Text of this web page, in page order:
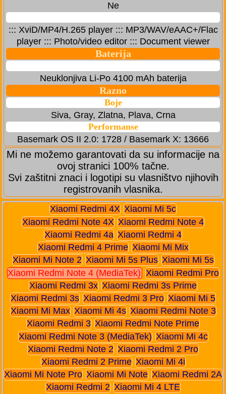
Ne
::: XviD/MP4/H.265 player ::: MP3/WAV/eAAC+/Flac
player ::: Photo/video editor ::: Document viewer
Baterija
Neuklonjiva Li-Po 4100 mAh baterija
Razno
Boje
Siva, Gray, Zlatna, Plava, Crna
Performanse
Basemark OS II 2.0: 1728 / Basemark X: 13666
Mi ne možemo garantovati da su informacije na
ovoj stranici 100% tačne.
Svi zaštitni znaci i logotipi su vlasništvo njihovih
registrovanih vlasnika.
Xiaomi Redmi 4X Xiaomi Mi 5c
Xiaomi Redmi Note 4X Xiaomi Redmi Note 4
Xiaomi Redmi 4a Xiaomi Redmi 4
Xiaomi Redmi 4 Prime Xiaomi Mi Mix
Xiaomi Mi Note 2 Xiaomi Mi 5s Plus Xiaomi Mi 5s
Xiaomi Redmi Note 4 (MediaTek) Xiaomi Redmi Pro
Xiaomi Redmi 3x Xiaomi Redmi 3s Prime
Xiaomi Redmi 3s Xiaomi Redmi 3 Pro Xiaomi Mi 5
Xiaomi Mi Max Xiaomi Mi 4s Xiaomi Redmi Note 3
Xiaomi Redmi 3 Xiaomi Redmi Note Prime
Xiaomi Redmi Note 3 (MediaTek) Xiaomi Mi 4c
Xiaomi Redmi Note 2 Xiaomi Redmi 2 Pro
Xiaomi Redmi 2 Prime Xiaomi Mi 4i
Xiaomi Mi Note Pro Xiaomi Mi Note Xiaomi Redmi 2A
Xiaomi Redmi 2 Xiaomi Mi 4 LTE